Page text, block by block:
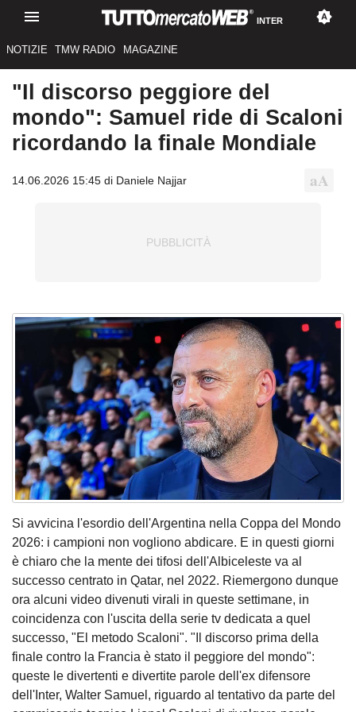
INTER
NOTIZIE TMW RADIO MAGAZINE
"Il discorso peggiore del
mondo": Samuel ride di Scaloni
ricordando la finale Mondiale
14.06.2026 15:45 di Daniele Najjar
Si avvicina l'esordio dell'Argentina nella Coppa del Mondo
2026: i campioni non vogliono abdicare. E in questi giorni
è chiaro che la mente dei tifosi dell'Albiceleste va al
successo centrato in Qatar, nel 2022. Riemergono dunque
ora alcuni video divenuti virali in queste settimane, in
coincidenza con l'uscita della serie tv dedicata a quel
successo, "El metodo Scaloni". "Il discorso prima della
finale contro la Francia è stato il peggiore del mondo":
queste le divertenti e divertite parole dell'ex difensore
dell'Inter, Walter Samuel, riguardo al tentativo da parte del